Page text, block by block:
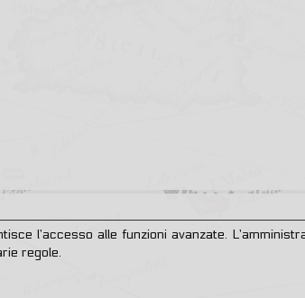
l’accesso alle funzioni avanzate.
regole.